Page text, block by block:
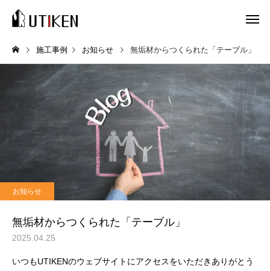
施工事例 お知らせ 無垢材からつくられた「テーブル」
お知らせ
無垢材からつくられた「テーブル」
2025.04.25
いつもUTIKENのウェブサイトにアクセスをいただきありがとう